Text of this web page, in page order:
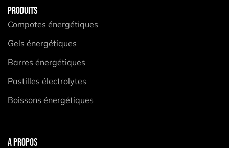
PRODUITS
Compotes énergétiques
Gels énergétiques
Barres énergétiques
Pastilles électrolytes
Boissons énergétiques
A PROPOS